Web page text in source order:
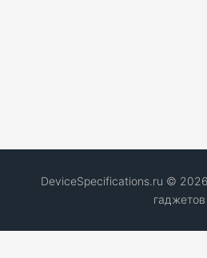
DeviceSpecifications.ru ©
гаджетов